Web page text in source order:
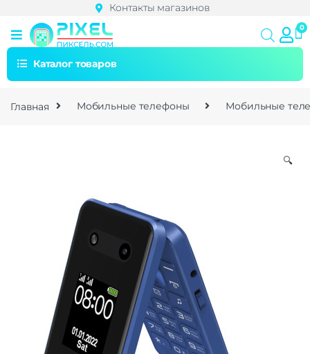
Контакты магазинов
Каталог товаров
Главная Мобильные телефоны Мобильные
🔍